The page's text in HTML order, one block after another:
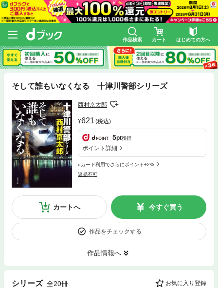
作品検索 カート はじめての方へ
そして誰もいなくなる 十津川警部シリーズ
西村京太郎
621 (税込)
5pt獲得
ポイント詳細
dカード利用でさらにポイント+2%
返品不可
カートへ 今すぐ買う
作品をチェックする
作品情報へ
シリーズ 全20冊 お気に入り登録